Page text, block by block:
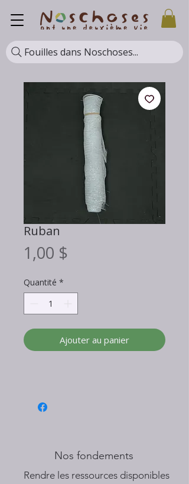
Fouilles dans Noschoses...
Ruban
1,00 $
Quantité *
Ajouter au panier
Nos fondements
​Rendre les ressources disponibles